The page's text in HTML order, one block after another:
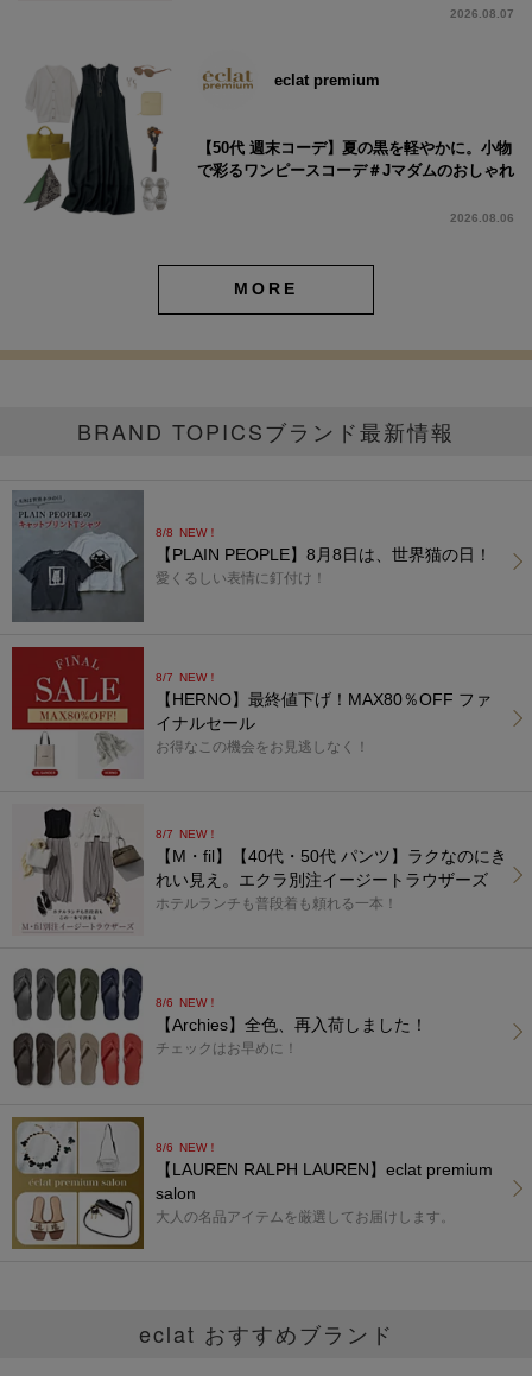
2026.08.07
eclat premium
【50代 週末コーデ】夏の黒を軽やかに。小物
で彩るワンピースコーデ＃Jマダムのおしゃれ
2026.08.06
MORE
BRAND TOPICSブランド最新情報
8/8 NEW！
【PLAIN PEOPLE】8月8日は、世界猫の日！
愛くるしい表情に釘付け！
8/7 NEW！
【HERNO】最終値下げ！MAX80％OFF ファ
イナルセール
お得なこの機会をお見逃しなく！
8/7 NEW！
【M・fil】【40代・50代 パンツ】ラクなのにき
れい見え。エクラ別注イージートラウザーズ
ホテルランチも普段着も頼れる一本！
8/6 NEW！
【Archies】全色、再入荷しました！
チェックはお早めに！
8/6 NEW！
【LAUREN RALPH LAUREN】eclat premium
salon
大人の名品アイテムを厳選してお届けします。
eclat おすすめブランド